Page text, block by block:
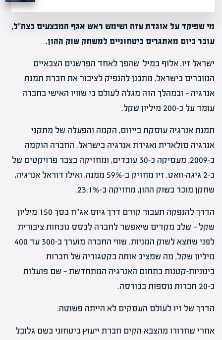
מי שפיקד על אוגדת עזה ושימש ראש אגף המבצעים בצה"ל,
עובר כיום מאתגרים ביטחוניים למשחק שוק ההון.
ישראל זיו, אלוף במיל' שהפך לאחד הפרשנים הצבאיים
המוכרים בישראל, מתכנן להנפיק לציבור את חברת תמנת
אנרגיה — ובמהלך הזה מגלה לעולם כי שוויו האישי בחברה
עומד על כ-200 מיליון שקל.
תמנת אנרגיה עוסקת בייזום, הקמה והפעלה של מתקני
אנרגיה סולארית ואגירת אנרגיה בישראל. החברה הוקמה
ב-2009, מעסיקה כ-30 עובדים, ומחזיקה בצבר פרויקטים של
כ-2 גיגה-וואט. זיו מחזיק ב-59% ממנה, ואילו דוראל אנרגיה,
שחקן מוכר בשוק ההון, מחזיקה ב-23.1%.
הדרך להנפקה תעבור קודם דרך גיוס אג"ח בסך 150 מיליון
שקל — שלב מקדים שיאפשר לחברה לבסס נוכחות ציבורית
לפני שתצא לשוק המניות. שווי החברה מוערך ב-300 עד 400
מיליון שקל, מה שמציב אותה בקטגוריה של חברות
בינוניות-קטנות בתחום האנרגיה המתחדשת — שם פועלות
כ-20 חברות נוספות בבורסה.
הדרך של זיו לעולם העסקים לא הייתה פשוטה.
אחרי שחרורו מהצבא הקים חברת ייעוץ ביטחוני בשם גלובל